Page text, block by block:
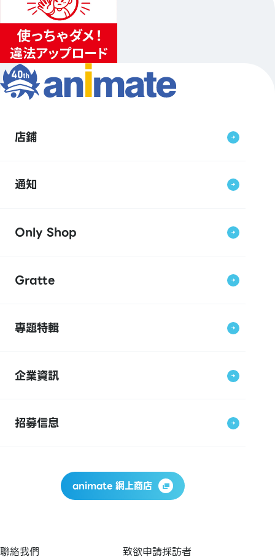
店鋪
通知
Only Shop
Gratte
專題特輯
企業資訊
招募信息
animate 網上商店
聯絡我們 致欲申請採訪者